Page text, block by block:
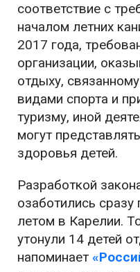
соответствие с
началом летних
2017 года,
организации,
отдыху,
видами спорта и
туризму, иной
могут
здоровья детей.
Разработкой
озаботились сразу
летом в Карелии.
утонули 14 детей
напоминает